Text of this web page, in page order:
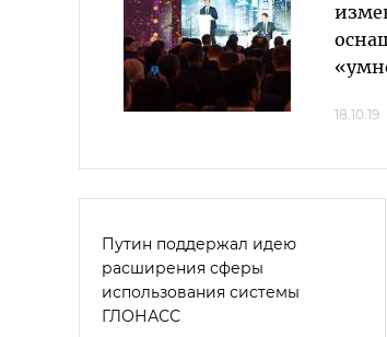
18.10.19
Путин поддержал идею
расширения сферы
использования системы
ГЛОНАСС